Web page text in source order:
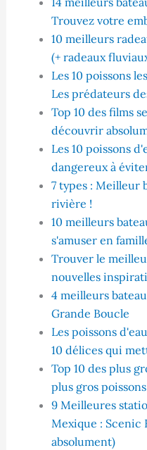
Trouvez votre
10 meilleurs
(+ radeaux
Les 10 poissons
Les prédateurs
Top 10 des films
découvrir
Les 10 poissons
dangereux à
7 types : Meilleur
rivière !
10 meilleurs
s'amuser en
Trouver le
nouvelles
4 meilleurs
Grande Boucle
Les poissons
10 délices qui
Top 10 des plus
plus gros
9 Meilleures
Mexique : Scenic
absolument)